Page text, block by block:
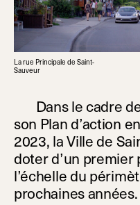
La rue Principale de Saint-
Sauveur
Dans le cadre
son Plan d’action
2023, la Ville de
doter d’un premier
l’échelle du
prochaines années.